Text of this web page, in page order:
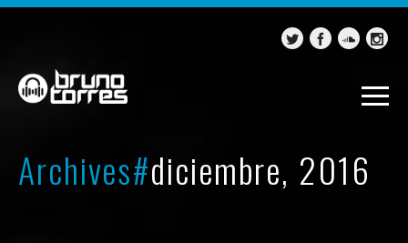
Archives#diciembre, 2016